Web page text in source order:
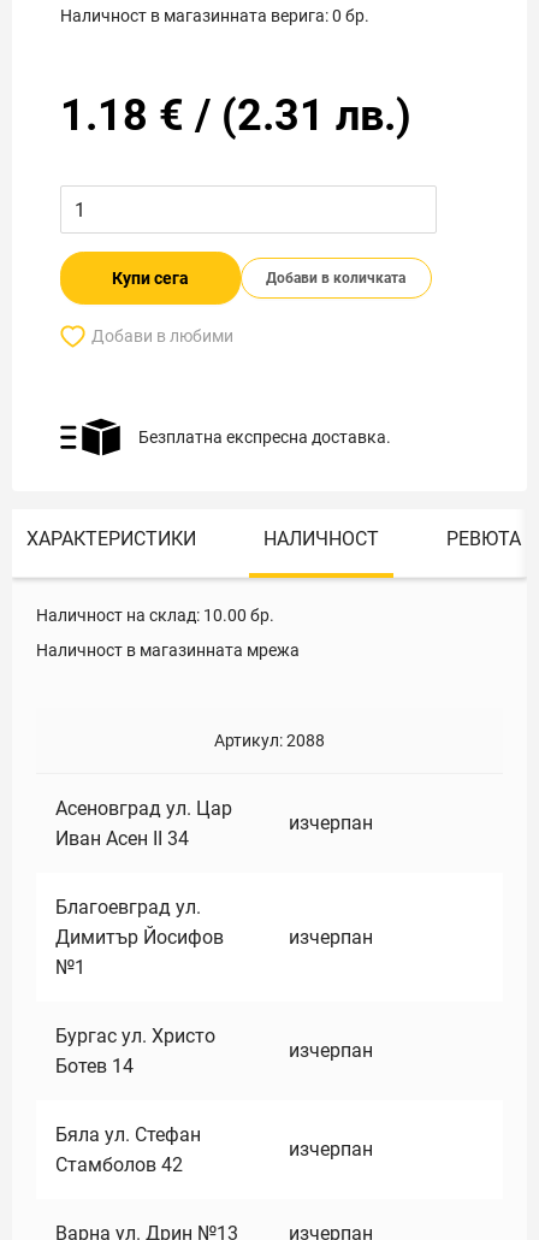
Наличност в магазинната верига:0 бр.
1.18 € / (2.31 лв.)
Купи сега Добави в количката
Добави в любими
Безплатна експресна доставка.
ХАРАКТЕРИСТИКИ НАЛИЧНОСТ РЕВЮТА
Наличност на склад: 10.00 бр.
Наличност в магазинната мрежа
Артикул:2088
Асеновград ул. Цар
Иван Асен II 34
изчерпан
Благоевград ул.
Димитър Йосифов
№1
изчерпан
Бургас ул. Христо
Ботев 14
изчерпан
Бяла ул. Стефан
Стамболов 42
изчерпан
Варна ул. Дрин №13 изчерпан